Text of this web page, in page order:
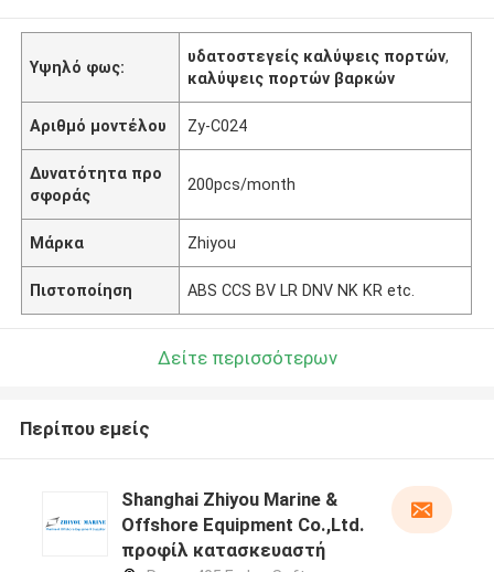
Υψηλό φως:
υδατοστεγείς καλύψεις πορτών,
καλύψεις πορτών βαρκών
Αριθμό μοντέλου Zy-C024
Δυνατότητα προ
σφοράς
200pcs/month
Μάρκα Zhiyou
Πιστοποίηση ABS CCS BV LR DNV NK KR etc.
Δείτε περισσότερων
Περίπου εμείς
Shanghai Zhiyou Marine &
Offshore Equipment Co.,Ltd.
προφίλ κατασκευαστή